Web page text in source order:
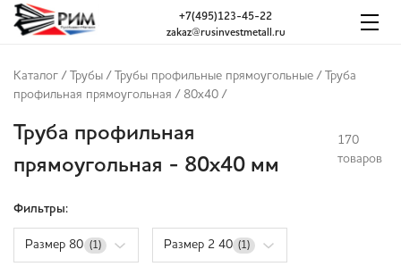
zakaz@rusinvestmetall.ru
+7(495)123-45-22
Каталог / Трубы / Трубы профильные прямоугольные /
Труба
профильная прямоугольная / 80x40 /
Труба профильная
прямоугольная - 80x40 мм
170
товаров
Фильтры:
Размер 80 (1) Размер 2 40 (1)